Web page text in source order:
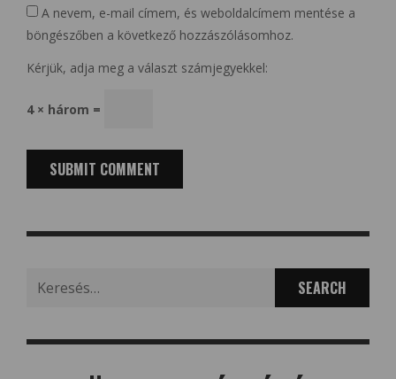
A nevem, e-mail címem, és weboldalcímem mentése a
böngészőben a következő hozzászólásomhoz.
Kérjük, adja meg a választ számjegyekkel:
4 × három =